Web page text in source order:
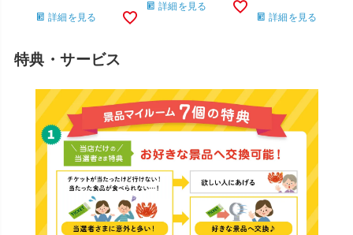
詳細を見る
詳細を見る
詳細を見る
特典・サービス